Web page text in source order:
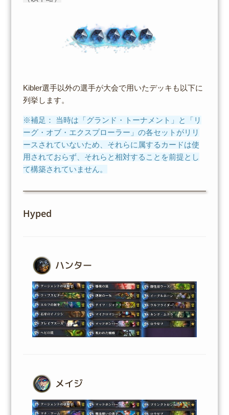
Kibler選手以外の選手が大会で用いたデッキも以下に
列挙します。
※補足： 当時は「グランド・トーナメント」と「リ
ーグ・オブ・エクスプローラー」の各セットがリリ
ースされていないため、それらに属するカードは使
用されておらず、それらと相対することを前提とし
て構築されていません。
Hyped
ハンター
メイジ